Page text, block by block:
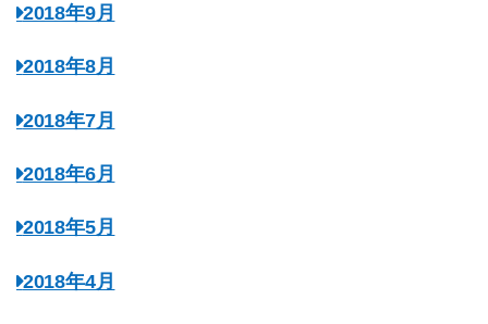
2018年9月
2018年8月
2018年7月
2018年6月
2018年5月
2018年4月